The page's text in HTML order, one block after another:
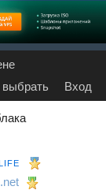
выбрать Вход